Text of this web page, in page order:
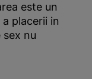
este un
placerii in
sex nu